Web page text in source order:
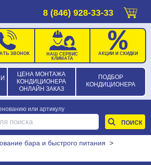
8 (846) 928-33-33
ЦЕНА МОНТАЖА
КОНДИЦИОНЕРА
ОНЛАЙН ЗАКАЗ
ПОДБОР
КОНДИЦИОНЕРА
ЗВОНОК
НАШ СЕРВИС
КЛИМАТА
АКЦИИ И СКИДКИ
или артикулу
бара и быстрого питания >